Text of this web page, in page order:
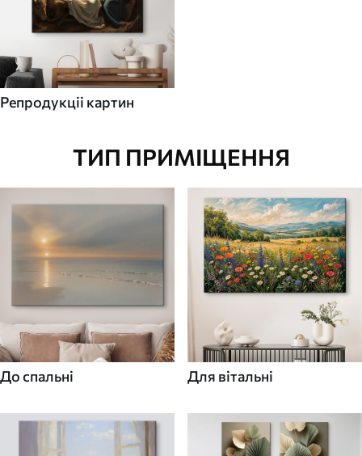
Репродукціі картин
ТИП ПРИМІЩЕННЯ
До спальні Для вітальні